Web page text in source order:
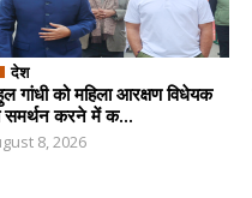
देश
गांधी को महिला आरक्षण विधेयक
समर्थन करने में क...
8, 2026